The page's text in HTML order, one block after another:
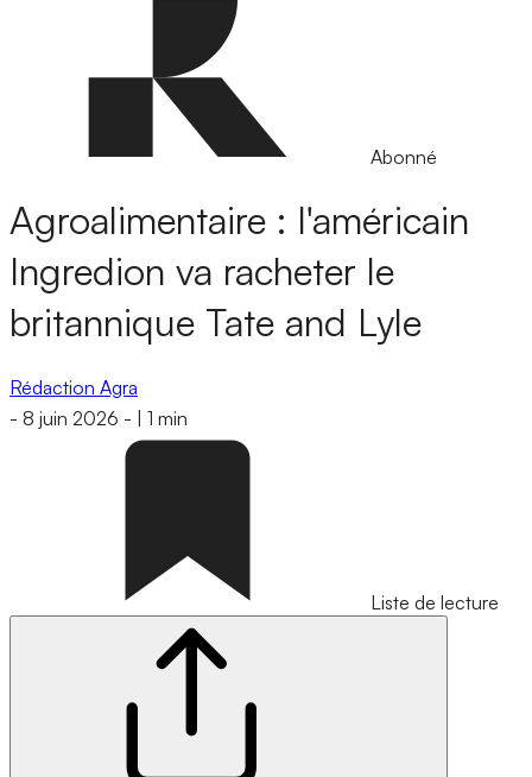
Abonné
Agroalimentaire : l'américain
Ingredion va racheter le
britannique Tate and Lyle
Rédaction Agra
- 8 juin 2026 - 1 min
Liste de lecture